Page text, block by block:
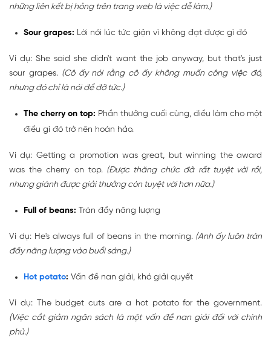
những liên kết bị hỏng trên trang web là việc dễ làm.)
Sour grapes: Lời nói lúc tức giận vì không đạt được gì đó
Ví dụ: She said she didn't want the job anyway, but that's just
sour grapes.(Cô ấy nói rằng cô ấy không muốn công việc đó,
nhưng đó chỉ là nói để đỡ tức.)
The cherry on top: Phần thưởng cuối cùng, điều làm cho một
điều gì đó trở nên hoàn hảo.
Ví dụ: Getting a promotion was great, but winning the award
was the cherry on top.(Được thăng chức đã rất tuyệt vời rồi,
nhưng giành được giải thưởng còn tuyệt vời hơn nữa.)
Full of beans: Tràn đầy năng lượng
Ví dụ: He's always full of beans in the morning. (Anh ấy luôn tràn
đầy năng lượng vào buổi sáng.)
Hot potato: Vấn đề nan giải, khó giải quyết
Ví dụ: The budget cuts are a hot potato for the government.
(Việc cắt giảm ngân sách là một vấn đề nan giải đối với chính
phủ.)